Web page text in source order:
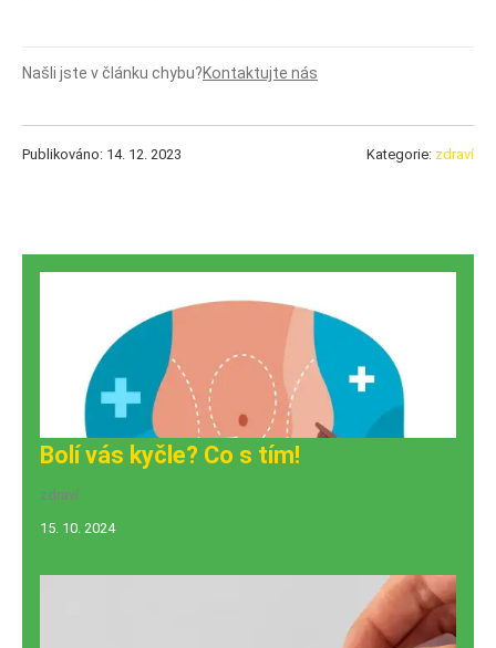
Našli jste v článku chybu?Kontaktujte nás
Publikováno: 14. 12. 2023 Kategorie: zdraví
Bolí vás kyčle? Co s tím!
zdraví
15. 10. 2024